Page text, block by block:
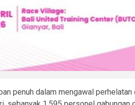
penuh dalam mengawal